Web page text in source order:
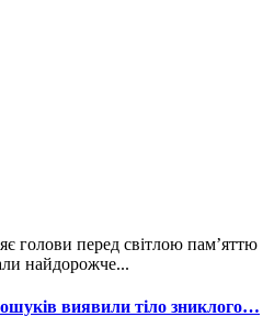
голови перед світлою пам’яттю
найдорожче...
виявили тіло зниклого…